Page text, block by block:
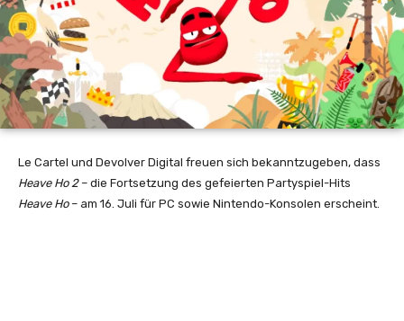
Le Cartel und Devolver Digital freuen sich bekanntzugeben, dass
Heave Ho 2– die Fortsetzung des gefeierten Partyspiel-Hits
Heave Ho– am 16. Juli für PC sowie Nintendo-Konsolen erscheint.